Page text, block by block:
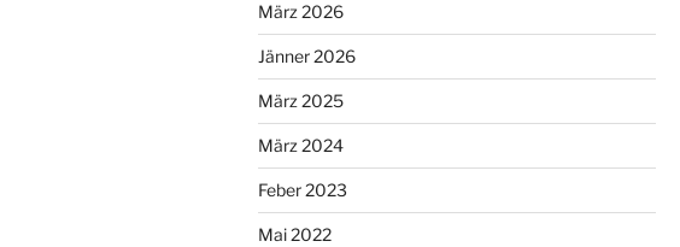
März 2026
Jänner 2026
März 2025
März 2024
Feber 2023
Mai 2022